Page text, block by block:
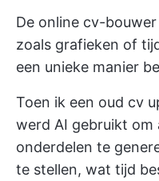
De online cv-
zoals grafieken of
een unieke manier
Toen ik een oud cv
werd AI gebruikt
onderdelen te
te stellen, wat tijd